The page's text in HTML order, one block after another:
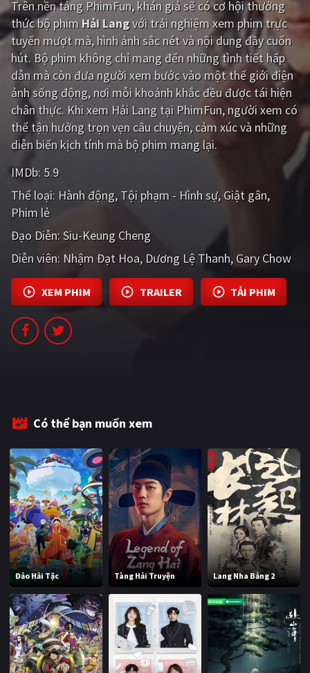
Giật gân Gia đình
Bí ẩn Lịch sử
Viễn Tây Tiểu sử
GameShow DramaTV
QUỐC GIA
Âu - Mỹ
Hàn Quốc Nhật Bản
Ấn Độ
Tổng hợp
CẬP NHẬT
PHIM MỚI
TUYỂN TẬP PHIM
BLOG
Trên nền tảng PhimFun, khán giả sẽ có cơ hội thưởng
thức bộ phim Hải Langvới trải nghiệm xem phim trực
tuyến mượt mà, hình ảnh sắc nét và nội dung đầy cuốn
hút. Bộ phim không chỉ mang đến những tình tiết hấp
dẫn mà còn đưa người xem bước vào một thế giới điện
ảnh sống động, nơi mỗi khoảnh khắc đều được tái hiện
chân thực. Khi xem Hải Lang tại PhimFun, người xem có
thể tận hưởng trọn vẹn câu chuyện, cảm xúc và những
diễn biến kịch tính mà bộ phim mang lại.
IMDb: 5.9
Thể loại: Hành động Tội phạm - Hình sự Giật gân
Phim lẻ
Đạo Diễn:Siu-Keung Cheng
Diễn viên: Nhậm Đạt Hoa Dương Lệ Thanh Gary Chow
XEM PHIM TRAILER TẢI PHIM
Có thể bạn muốn xem
Đảo Hải Tặc Tàng Hải Truyện Lang Nha Bảng 2